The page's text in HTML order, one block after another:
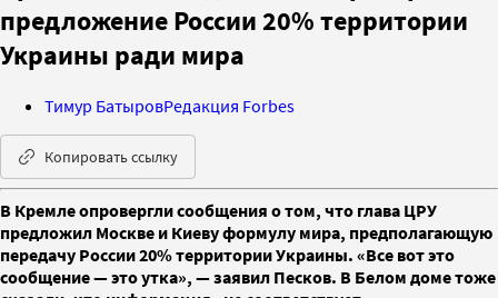
предложение России 20% территории
Украины ради мира
Тимур БатыровРедакция Forbes
Копировать ссылку
В Кремле опровергли сообщения о том, что глава ЦРУ
предложил Москве и Киеву формулу мира, предполагающую
передачу России 20% территории Украины. «Все вот это
сообщение — это утка», — заявил Песков. В Белом доме тоже